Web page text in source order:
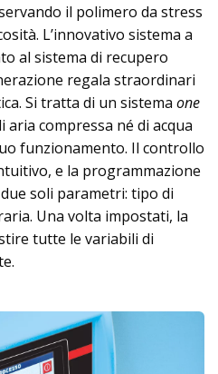
il polimero da stress
L’innovativo sistema a
al sistema di recupero
regala straordinari
Si tratta di un sistema one
aria compressa né di acqua
funzionamento. Il controllo
e la programmazione
soli parametri: tipo di
Una volta impostati, la
tutte le variabili di